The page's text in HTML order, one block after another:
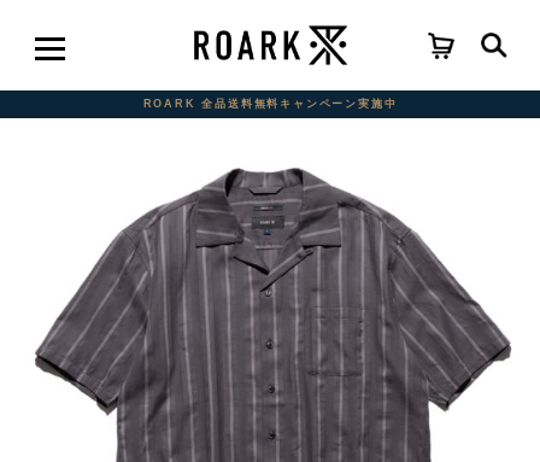
ROARK 全品送料無料キャンペーン実施中